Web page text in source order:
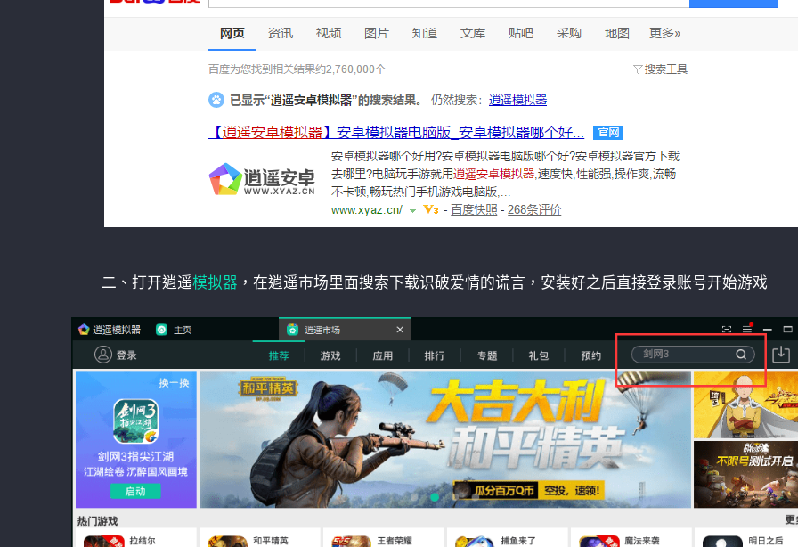
二、打开逍遥模拟器 ，在逍遥市场里面搜索下载识破爱情的谎言，安装好之后直接登录账号开始游戏